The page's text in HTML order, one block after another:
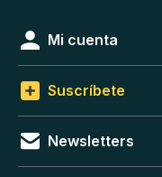
Mi cuenta
Suscríbete
Newsletters